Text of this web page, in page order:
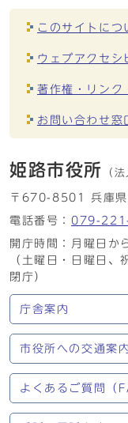
このサイトにつ
ウェブアクセシ
著作権・リンク
お問い合わせ窓
姫路市役所 （
〒670-8501 兵庫県
電話番号： 079-
開庁時間：月曜日か
（土曜日・日曜日
閉庁）
庁舎案内
市役所への交通案内
よくあるご質問（